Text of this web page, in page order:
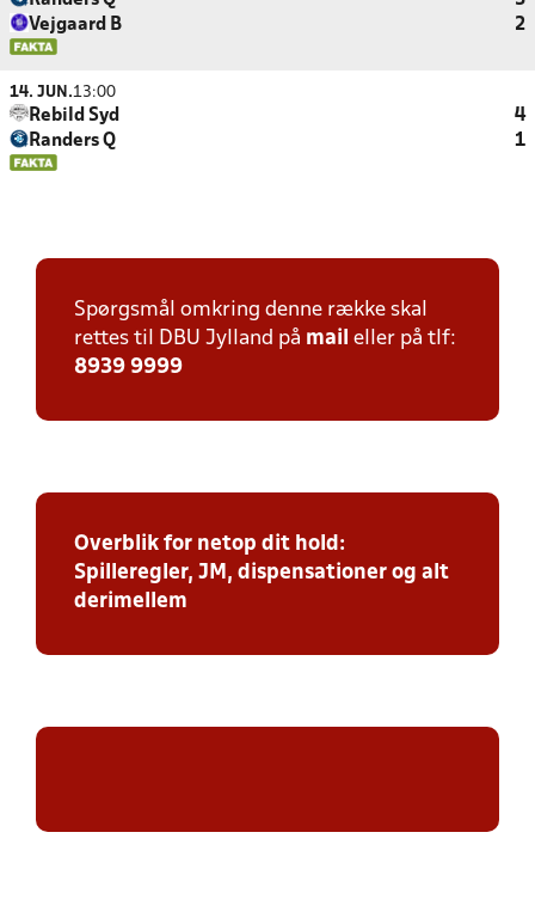
Vejgaard B
2
14. JUN.13:00
Rebild Syd
4
Randers Q
1
Spørgsmål omkring denne række skal
rettes til DBU Jylland på mail eller på tlf:
8939 9999
Overblik for netop dit hold:
Spilleregler, JM, dispensationer og alt
derimellem